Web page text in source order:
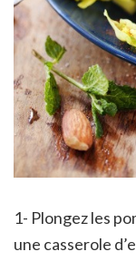
1- Plongez les
une casserole